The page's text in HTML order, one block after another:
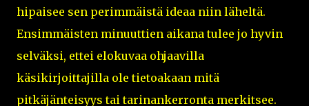
hipaisee sen perimmäistä ideaa niin läheltä.
Ensimmäisten minuuttien aikana tulee jo hyvin
selväksi, ettei elokuvaa ohjaavilla
käsikirjoittajilla ole tietoakaan mitä
pitkäjänteisyys tai tarinankerronta merkitsee.